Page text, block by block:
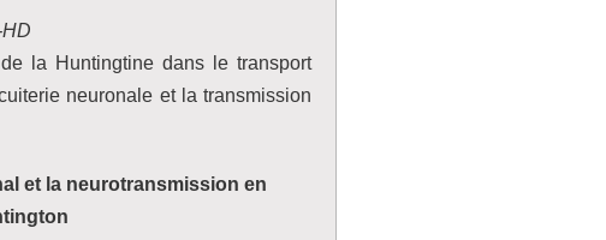
la Huntingtine dans le transport
neuronale et la transmission
et la neurotransmission en